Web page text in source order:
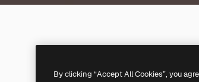
By clicking “Accept All Cookies”, you